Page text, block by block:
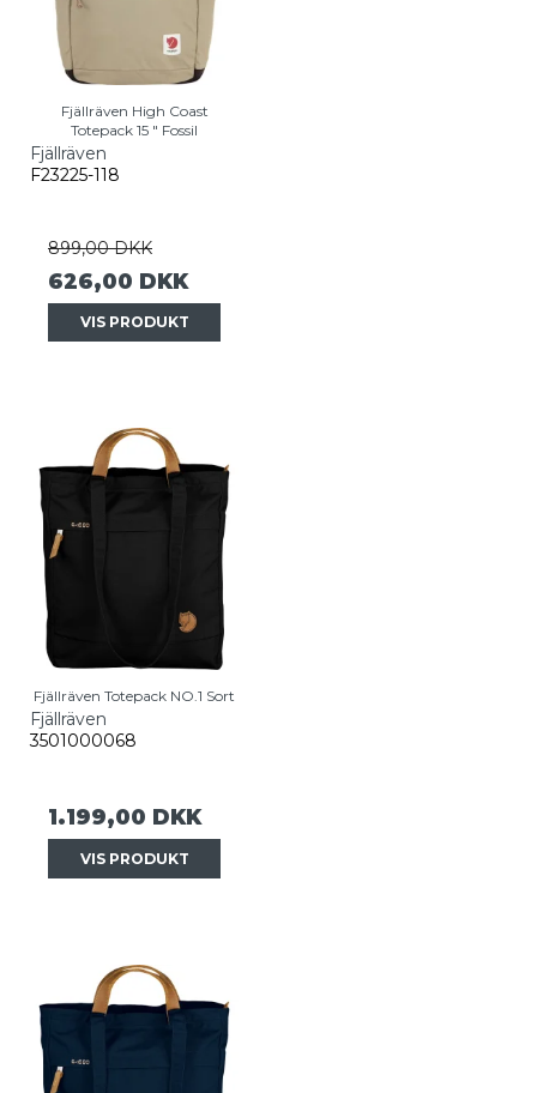
Fjällräven High Coast
Totepack 15 " Fossil
Fjällräven
F23225-118
899,00 DKK
626,00 DKK
VIS PRODUKT
Fjällräven Totepack NO.1 Sort
Fjällräven
3501000068
1.199,00 DKK
VIS PRODUKT